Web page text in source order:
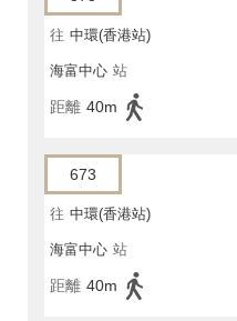
往 中環(香港站)
海富中心 站
距離 40m
673
往 中環(香港站)
海富中心 站
距離 40m